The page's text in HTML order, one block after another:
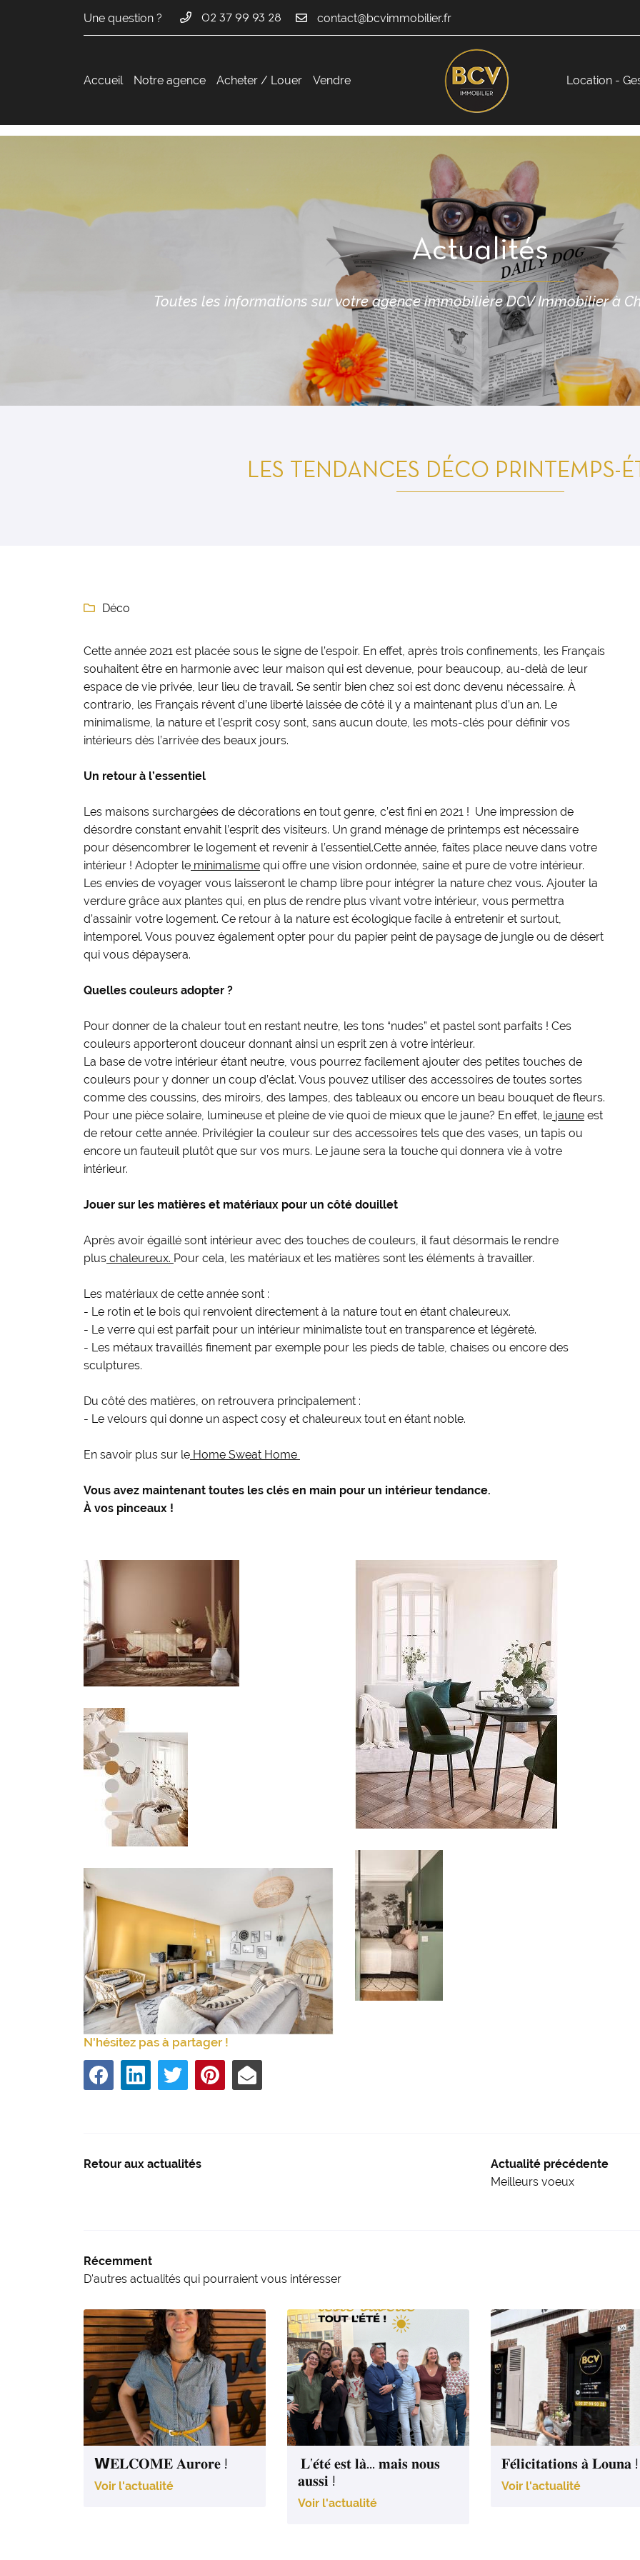
Une question ? 02 37 99 93 28
Accueil Notre agence Acheter / Louer Vendre Location -
36 avenue du Maréchal Maunoury
l'adresse email indiqué ci-dessus. Vous pouvez vous désinscrire à tout moment en
Actualités
Toutes les informations sur votre agence immobilière DCV Immobilier à
LES TENDANCES DÉCO PRINTEMPS-
 Déco
Cette année 2021 est placée sous le signe de l’espoir. En effet, après trois confinements, les Français
souhaitent être en harmonie avec leur maison qui est devenue, pour beaucoup, au-delà de leur
espace de vie privée, leur lieu de travail. Se sentir bien chez soi est donc devenu nécessaire. À
contrario, les Français rêvent d’une liberté laissée de côté il y a maintenant plus d’un an. Le
minimalisme, la nature et l’esprit cosy sont, sans aucun doute, les mots-clés pour définir vos
intérieurs dès l’arrivée des beaux jours.
Un retour à l’essentiel
Les maisons surchargées de décorations en tout genre, c’est fini en 2021 ! Une impression de
désordre constant envahit l’esprit des visiteurs. Un grand ménage de printemps est nécessaire
pour désencombrer le logement et revenir à l’essentiel.Cette année, faîtes place neuve dans votre
intérieur ! Adopter le minimalisme qui offre une vision ordonnée, saine et pure de votre intérieur.
Les envies de voyager vous laisseront le champ libre pour intégrer la nature chez vous. Ajouter la
verdure grâce aux plantes qui, en plus de rendre plus vivant votre intérieur, vous permettra
d’assainir votre logement. Ce retour à la nature est écologique facile à entretenir et surtout,
intemporel. Vous pouvez également opter pour du papier peint de paysage de jungle ou de désert
qui vous dépaysera.
Quelles couleurs adopter ?
Pour donner de la chaleur tout en restant neutre, les tons “nudes” et pastel sont parfaits ! Ces
couleurs apporteront douceur donnant ainsi un esprit zen à votre intérieur.
La base de votre intérieur étant neutre, vous pourrez facilement ajouter des petites touches de
couleurs pour y donner un coup d’éclat. Vous pouvez utiliser des accessoires de toutes sortes
comme des coussins, des miroirs, des lampes, des tableaux ou encore un beau bouquet de fleurs.
Pour une pièce solaire, lumineuse et pleine de vie quoi de mieux que le jaune? En effet, le jaune est
de retour cette année. Privilégier la couleur sur des accessoires tels que des vases, un tapis ou
encore un fauteuil plutôt que sur vos murs. Le jaune sera la touche qui donnera vie à votre
intérieur.
Jouer sur les matières et matériaux pour un côté douillet
Après avoir égaillé sont intérieur avec des touches de couleurs, il faut désormais le rendre
plus chaleureux. Pour cela, les matériaux et les matières sont les éléments à travailler.
Les matériaux de cette année sont :
- Le rotin et le bois qui renvoient directement à la nature tout en étant chaleureux.
- Le verre qui est parfait pour un intérieur minimaliste tout en transparence et légèreté.
- Les métaux travaillés finement par exemple pour les pieds de table, chaises ou encore des
sculptures.
Du côté des matières, on retrouvera principalement :
- Le velours qui donne un aspect cosy et chaleureux tout en étant noble.
En savoir plus sur le Home Sweat Home
Vous avez maintenant toutes les clés en main pour un intérieur tendance.
À vos pinceaux !
N'hésitez pas à partager !
Retour aux actualités
Actualité précédente
Meilleurs voeux
Récemment
D'autres actualités qui pourraient vous intéresser
𝗪𝐄𝐋𝐂𝐎𝐌𝐄 𝐀𝐮𝐫𝐨𝐫𝐞 !
Voir l'actualité
𝐋’𝐞́𝐭𝐞́ 𝐞𝐬𝐭 𝐥𝐚̀… 𝐦𝐚𝐢𝐬 𝐧𝐨𝐮𝐬
𝐚𝐮𝐬𝐬𝐢 !
Voir l'actualité
𝐅𝐞́𝐥𝐢𝐜𝐢𝐭𝐚𝐭𝐢𝐨𝐧𝐬 𝐚̀ 𝐋𝐨𝐮𝐧𝐚 !
Voir l'actualité